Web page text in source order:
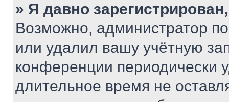
» Я давно
Возможно, администратор
или удалил вашу учётную
конференции периодически
длительное время не